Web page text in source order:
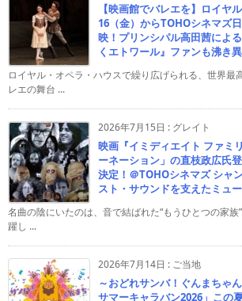
【映画館でバレエを】ロイヤ
16（金）からTOHOシネマズ
映！プリンシパル高田茜によ
くエトワール』ファンも沸き
ロイヤル・オペラ・ハウスで繰り広げられる、世界最
レエの舞台 ...
2026年7月15日 : グレイト
映画『イミディエイト ファミ
ーネーション」の直枝政広氏
決定！＠TOHOシネマズ シャ
スト・サウンドを支えたミュ
名曲の陰にいたのは、音で結ばれた“もうひとつの家
躍し ...
2026年7月14日 : ご当地
～おどれサンバ！ぐんまちゃ
サマーキャラバン2026」この